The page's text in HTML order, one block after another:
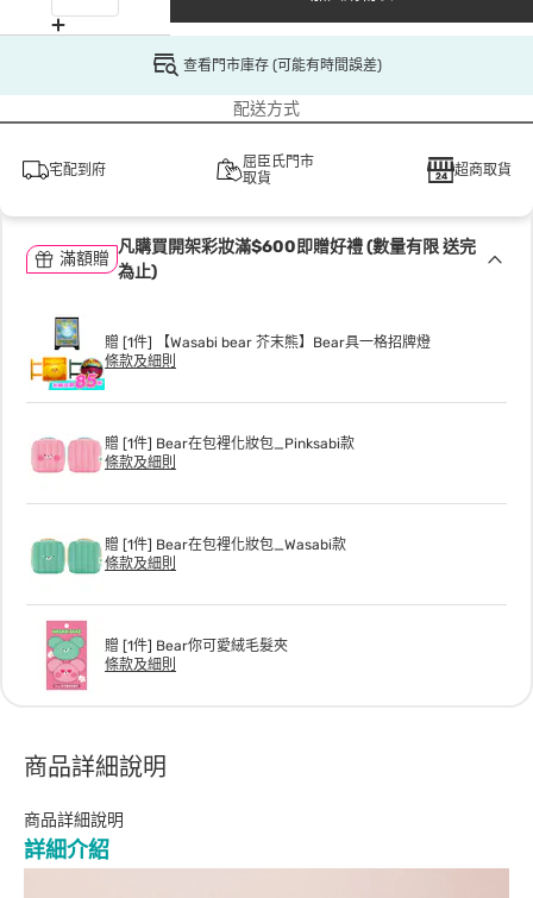
查看門市庫存 (可能有時間誤差)
配送方式
宅配到府
屈臣氏門市
取貨
超商取貨
滿額贈
凡購買開架彩妝滿$600即贈好禮 (數量有限 送完
為止)
贈 [1件] 【Wasabi bear 芥末熊】Bear具一格招牌燈
條款及細則
贈 [1件] Bear在包裡化妝包_Pinksabi款
條款及細則
贈 [1件] Bear在包裡化妝包_Wasabi款
條款及細則
贈 [1件] Bear你可愛絨毛髮夾
條款及細則
商品詳細說明
商品詳細說明
詳細介紹